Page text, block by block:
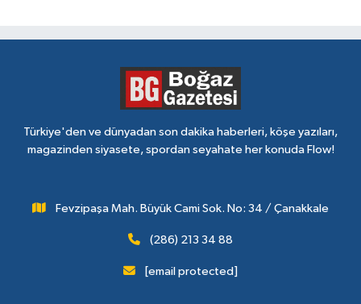
Türkiye'den ve dünyadan son dakika haberleri, köşe yazıları,
magazinden siyasete, spordan seyahate her konuda Flow!
Fevzipaşa Mah. Büyük Cami Sok. No: 34 / Çanakkale
(286) 213 34 88
[email protected]